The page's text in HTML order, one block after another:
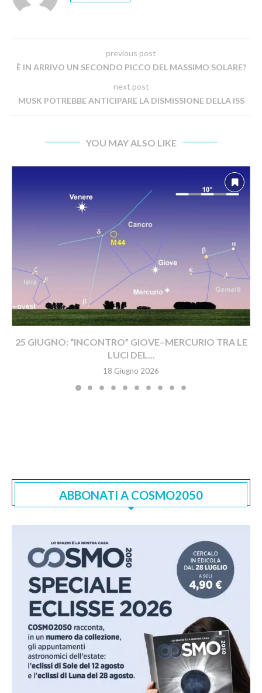
previous post
È IN ARRIVO UN SECONDO PICCO DEL MASSIMO SOLARE?
next post
MUSK POTREBBE ANTICIPARE LA DISMISSIONE DELLA ISS
YOU MAY ALSO LIKE
25 GIUGNO: “INCONTRO” GIOVE–MERCURIO TRA LE
LUCI DEL...
18 Giugno 2026
ABBONATI A COSMO2050